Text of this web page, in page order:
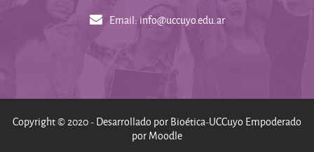
Email: info@uccuyo.edu.ar
Copyright © 2020 - Desarrollado por Bioética-UCCuyo Empoderado
por Moodle